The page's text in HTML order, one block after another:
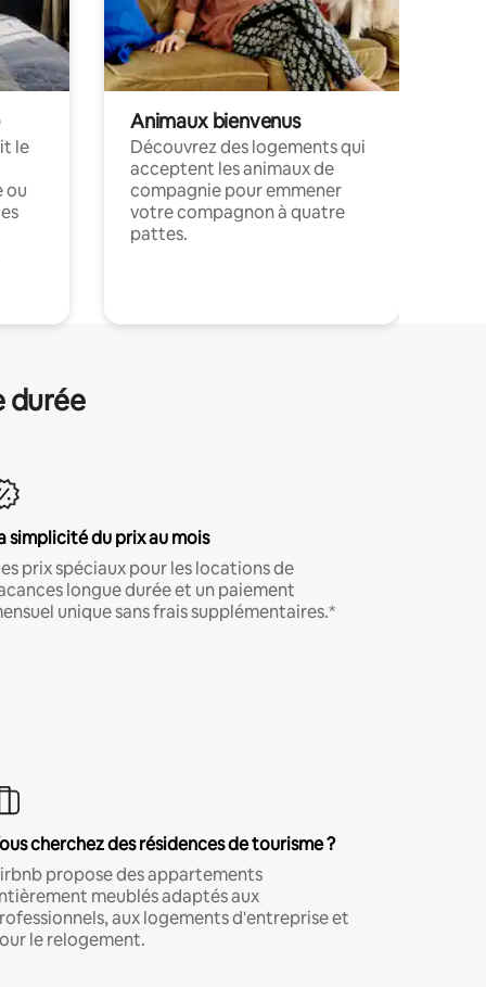
le
ou
Animaux bienvenus
Découvrez des logements qui
acceptent les animaux de
compagnie pour emmener
votre compagnon à quatre
pattes.
durée
simplicité du prix au mois
prix spéciaux pour les locations de
longue durée et un paiement
unique sans frais supplémentaires.*
cherchez des résidences de tourisme ?
propose des appartements
meublés adaptés aux
aux logements d'entreprise et
le relogement.